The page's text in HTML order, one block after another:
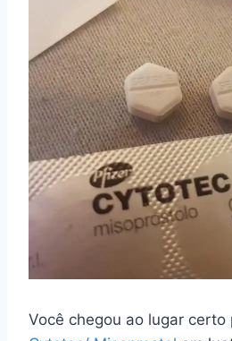
Você chegou ao lugar certo